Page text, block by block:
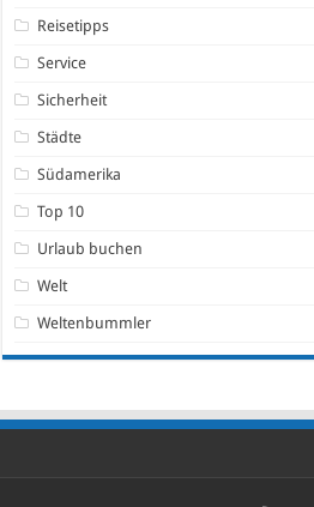
Reisetipps
Service
Sicherheit
Städte
Südamerika
Top 10
Urlaub buchen
Welt
Weltenbummler